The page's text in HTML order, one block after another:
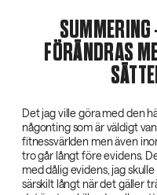
FÖRÄNDRAS
Det jag ville göra med den
någonting som är väldigt
fitnessvärlden men även
tro går långt före evidens.
med dålig evidens, jag
särskilt långt när det gäller